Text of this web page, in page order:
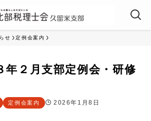
せ 定例会案内
年２月支部定例会・研修
定例会案内 2026年1月8日